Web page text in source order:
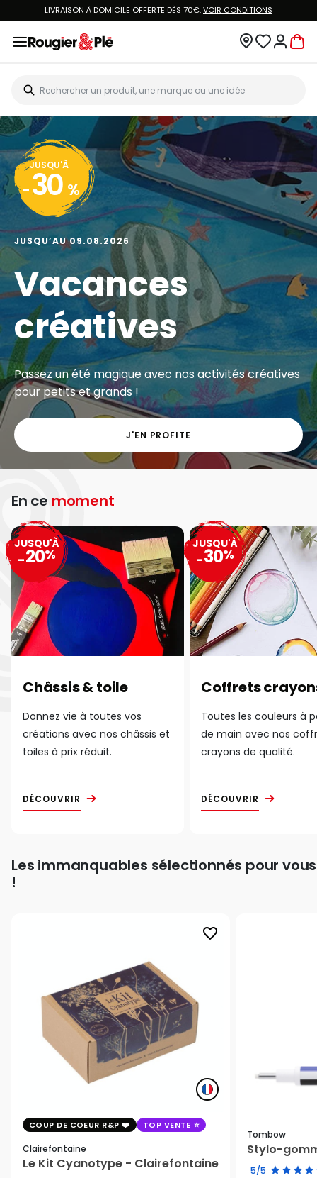
LIVRAISON À DOMICILE OFFERTE DÈS 70€.VOIR CONDITIONS
JUSQU'À
- 30 %
JUSQU’AU 09.08.2026
Vacances
créatives
Passez un été magique avec nos activités créatives
pour petits et grands !
J'EN PROFITE
En ce moment
Châssis & toile
Donnez vie à toutes vos
créations avec nos châssis et
toiles à prix réduit.
DÉCOUVRIR
JUSQU'À
-20%
Coffrets
Toutes les couleurs à
de main avec nos
crayons de qualité.
DÉCOUVRIR
JUSQU'À
-30%
Les immanquables sélectionnés pour vous
!
favorite_border
COUP DE COEUR R&P TOP VENTE
Clairefontaine
Le Kit Cyanotype - Clairefontaine
Tombow
Stylo-
5/5